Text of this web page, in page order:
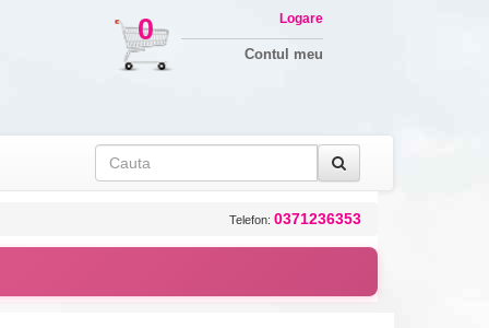
0 Logare
Contul meu
Telefon: 0371236353